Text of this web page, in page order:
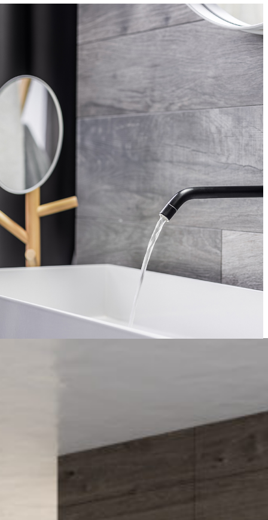
BAÑOS CONTEMPO
La línea de baños Contempo es una colección de gabinetes
suspendidos elegantes y refinadas estilo europeo. Poseen
un concepto de gama superior dirigiendo el diseño hacia
formas suaves que comunica armonía y balance, un flujo
de sentimientos y emociones. Cierre suave y silencioso de
cajones y puertas de fácil instalación a la pared por medio
de colgadores metálicos.
GALERÍA